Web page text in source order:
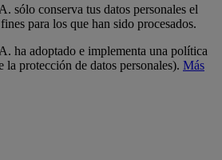
sólo conserva tus datos personales el
para los que han sido procesados.
ha adoptado e implementa una política
protección de datos personales). Más